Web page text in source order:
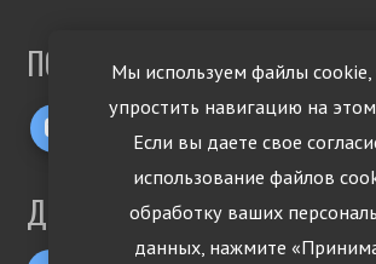
Мы используем файлы cookie,
упростить навигацию на этом
Если вы даете свое
использование файлов
обработку ваших
данных, нажмите
ПОДПИСЫВАЙТЕСЬ!
ДРУГИЕ ЯЗЫКИ